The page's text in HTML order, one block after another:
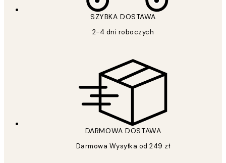
SZYBKA DOSTAWA
2-4 dni roboczych
DARMOWA DOSTAWA
Darmowa Wysyłka od 249 zł